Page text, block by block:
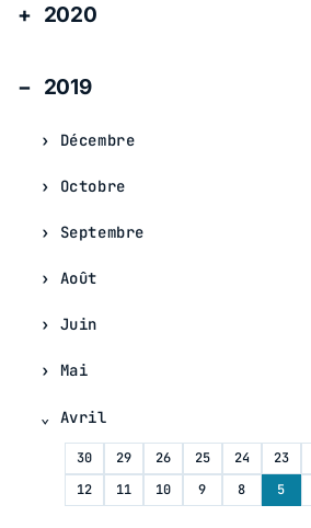
2020
2019
Décembre
Octobre
Septembre
Août
Juin
Mai
Avril
30 29 26 25 24 23
12
11 10 9 8 5